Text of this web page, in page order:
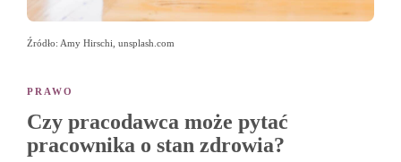
Źródło: Amy Hirschi, unsplash.com
PRAWO
Czy pracodawca może pytać
pracownika o stan zdrowia?